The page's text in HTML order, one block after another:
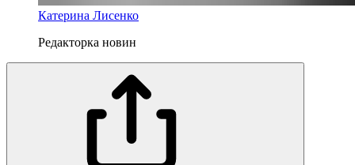
Катерина Лисенко
Редакторка новин